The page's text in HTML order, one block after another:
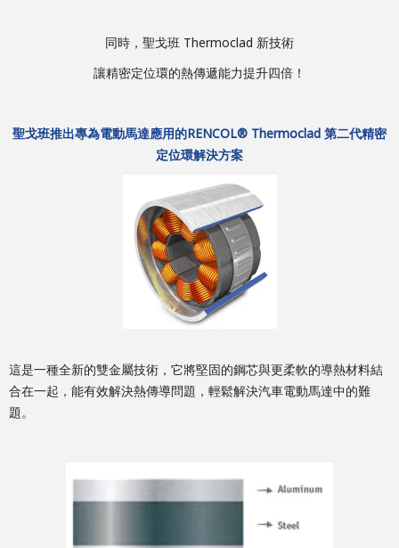
同時，聖戈班 Thermoclad 新技術
讓精密定位環的熱傳遞能力提升四倍！
聖戈班推出專為電動馬達應用的RENCOL® Thermoclad 第二代精密
定位環解決方案
這是一種全新的雙金屬技術，它將堅固的鋼芯與更柔軟的導熱材料結
合在一起，能有效解決熱傳導問題，輕鬆解決汽車電動馬達中的難
題。